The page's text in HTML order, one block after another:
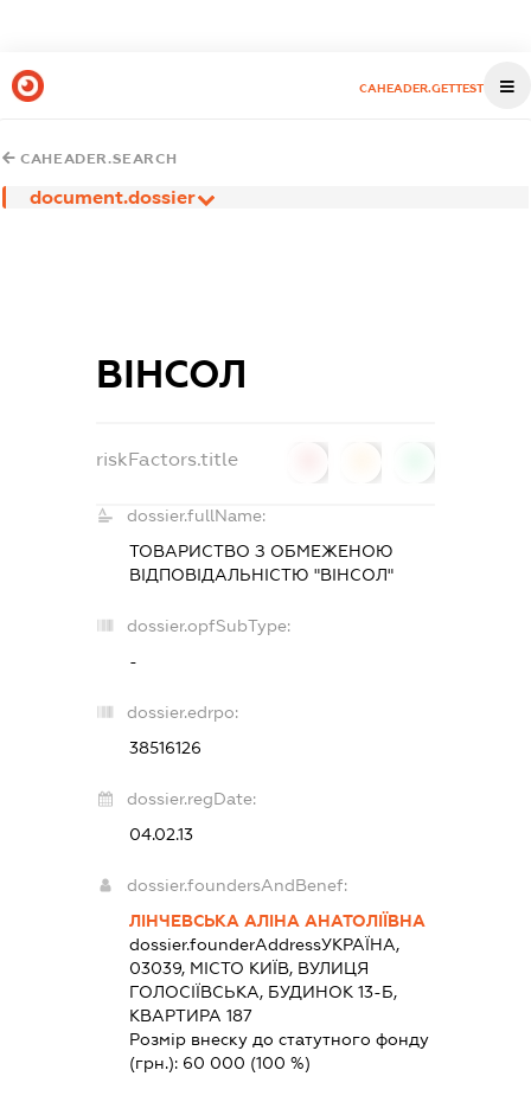
CAHEADER.GETTEST
CAHEADER.SEARCH
document.dossier
ВІНСОЛ
riskFactors.title
dossier.fullName:
ТОВАРИСТВО З ОБМЕЖЕНОЮ
ВІДПОВІДАЛЬНІСТЮ "ВІНСОЛ"
dossier.opfSubType:
-
dossier.edrpo:
38516126
dossier.regDate:
04.02.13
dossier.foundersAndBenef:
ЛІНЧЕВСЬКА АЛІНА АНАТОЛІЇВНА
dossier.founderAddressУКРАЇНА,
03039, МІСТО КИЇВ, ВУЛИЦЯ
ГОЛОСІЇВСЬКА, БУДИНОК 13-Б,
КВАРТИРА 187
Розмір внеску до статутного фонду
(грн.): 60 000 (100 %)